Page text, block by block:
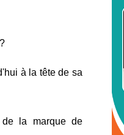
?
à la tête de sa
de la marque de